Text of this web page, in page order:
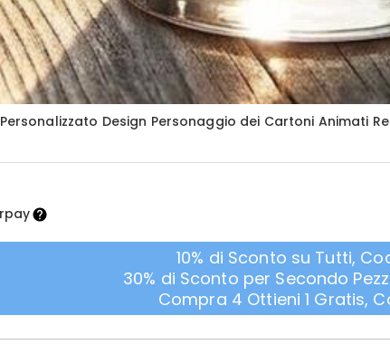
Design Personaggio dei Cartoni Animati
10% di Sconto su Tutti,
30% di Sconto per Secondo
Compra 4 Ottieni 1 Gratis,